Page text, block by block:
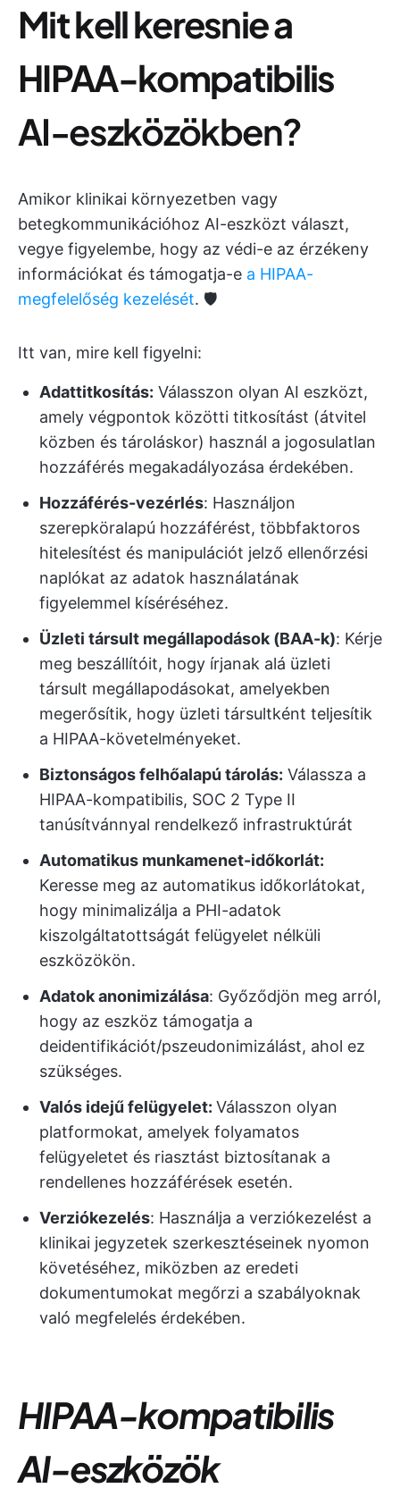
Mit kell keresnie a
HIPAA-kompatibilis
AI-eszközökben?
Amikor klinikai környezetben vagy
betegkommunikációhoz AI-eszközt választ,
vegye figyelembe, hogy az védi-e az érzékeny
információkat és támogatja-e a HIPAA-
megfelelőség kezelését. 🛡️
Itt van, mire kell figyelni:
Adattitkosítás: Válasszon olyan AI eszközt,
amely végpontok közötti titkosítást (átvitel
közben és tároláskor) használ a jogosulatlan
hozzáférés megakadályozása érdekében.
Hozzáférés-vezérlés: Használjon
szerepköralapú hozzáférést, többfaktoros
hitelesítést és manipulációt jelző ellenőrzési
naplókat az adatok használatának
figyelemmel kíséréséhez.
Üzleti társult megállapodások (BAA-k): Kérje
meg beszállítóit, hogy írjanak alá üzleti
társult megállapodásokat, amelyekben
megerősítik, hogy üzleti társultként teljesítik
a HIPAA-követelményeket.
Biztonságos felhőalapú tárolás: Válassza a
HIPAA-kompatibilis, SOC 2 Type II
tanúsítvánnyal rendelkező infrastruktúrát
Automatikus munkamenet-időkorlát:
Keresse meg az automatikus időkorlátokat,
hogy minimalizálja a PHI-adatok
kiszolgáltatottságát felügyelet nélküli
eszközökön.
Adatok anonimizálása: Győződjön meg arról,
hogy az eszköz támogatja a
deidentifikációt/pszeudonimizálást, ahol ez
szükséges.
Valós idejű felügyelet: Válasszon olyan
platformokat, amelyek folyamatos
felügyeletet és riasztást biztosítanak a
rendellenes hozzáférések esetén.
Verziókezelés: Használja a verziókezelést a
klinikai jegyzetek szerkesztéseinek nyomon
követéséhez, miközben az eredeti
dokumentumokat megőrzi a szabályoknak
való megfelelés érdekében.
HIPAA-kompatibilis
AI-eszközök